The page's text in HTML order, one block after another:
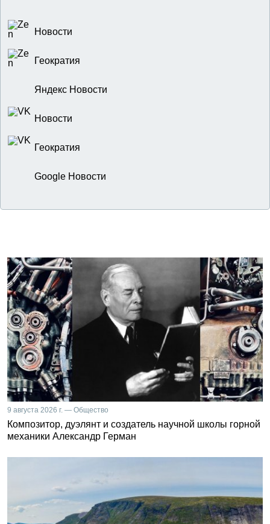
Новости
Геократия
Яндекс Новости
Новости
Геократия
Google Новости
9 августа 2026 г. — Общество
Композитор, дуэлянт и создатель научной школы горной
механики Александр Герман